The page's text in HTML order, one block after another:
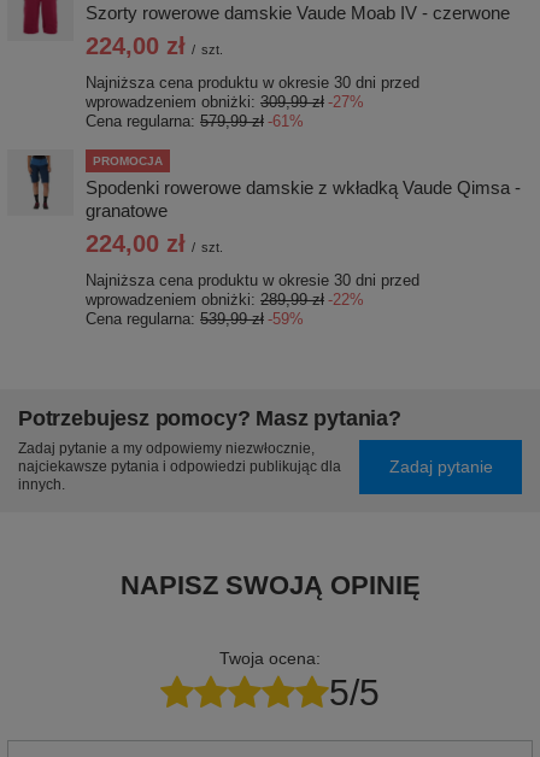
Szorty rowerowe damskie Vaude Moab IV - czerwone
224,00 zł / szt.
Najniższa cena produktu w okresie 30 dni przed
wprowadzeniem obniżki: 309,99 zł -27%
Cena regularna: 579,99 zł -61%
PROMOCJA
Spodenki rowerowe damskie z wkładką Vaude Qimsa -
granatowe
224,00 zł / szt.
Najniższa cena produktu w okresie 30 dni przed
wprowadzeniem obniżki: 289,99 zł -22%
Cena regularna: 539,99 zł -59%
Potrzebujesz pomocy? Masz pytania?
Zadaj pytanie a my odpowiemy niezwłocznie,
najciekawsze pytania i odpowiedzi publikując dla
innych.
Zadaj pytanie
NAPISZ SWOJĄ OPINIĘ
Twoja ocena:
5/5